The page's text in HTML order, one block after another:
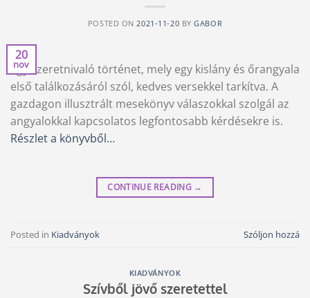
POSTED ON 2021-11-20 BYGABOR
20
nov
Egy szeretnivaló történet, mely egy kislány és őrangyala
első találkozásáról szól, kedves versekkel tarkítva. A
gazdagon illusztrált mesekönyv válaszokkal szolgál az
angyalokkal kapcsolatos legfontosabb kérdésekre is.
Részlet a könyvből…
CONTINUE READING →
Posted in Kiadványok Szóljon hozzá
KIADVÁNYOK
Szívből jövő szeretettel